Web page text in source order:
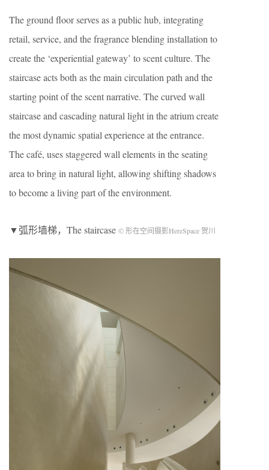
The ground floor serves as a public hub, integrating
retail, service, and the fragrance blending installation to
create the ‘experiential gateway’ to scent culture. The
staircase acts both as the main circulation path and the
starting point of the scent narrative. The curved wall
staircase and cascading natural light in the atrium create
the most dynamic spatial experience at the entrance.
The café, uses staggered wall elements in the seating
area to bring in natural light, allowing shifting shadows
to become a living part of the environment.
▼弧形墙梯，The staircase © 形在空间摄影HereSpace 贺川